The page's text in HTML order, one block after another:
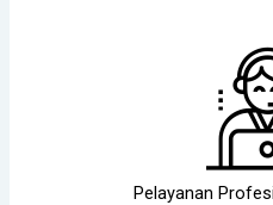
Pelayanan